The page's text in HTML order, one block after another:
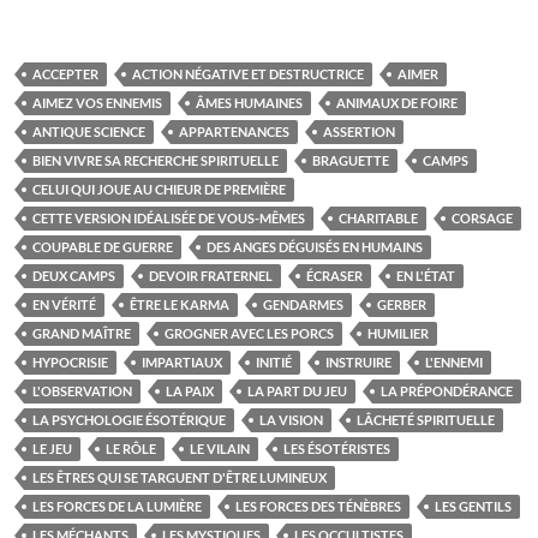
ACCEPTER ACTION NÉGATIVE ET DESTRUCTRICE
AIMER
AIMEZ VOS ENNEMIS
ÂMES HUMAINES
ANIMAUX DE FOIRE
ANTIQUE SCIENCE
APPARTENANCES
ASSERTION
BIEN VIVRE SA RECHERCHE SPIRITUELLE
BRAGUETTE
CAMPS
CELUI QUI JOUE AU CHIEUR DE PREMIÈRE
CETTE VERSION IDÉALISÉE DE VOUS-MÊMES
CHARITABLE
CORSAGE
COUPABLE DE GUERRE
DES ANGES DÉGUISÉS EN HUMAINS
DEUX CAMPS
DEVOIR FRATERNEL ÉCRASER
EN L'ÉTAT
EN VÉRITÉ
ÊTRE LE KARMA GENDARMES
GERBER
GRAND MAÎTRE
GROGNER AVEC LES PORCS
HUMILIER
HYPOCRISIE
IMPARTIAUX INITIÉ INSTRUIRE
L'ENNEMI
L'OBSERVATION
LA PAIX LA PART DU JEU
LA PRÉPONDÉRANCE
LA PSYCHOLOGIE ÉSOTÉRIQUE
LA VISION
LÂCHETÉ SPIRITUELLE
LE JEU
LE RÔLE LE VILAIN
LES ÉSOTÉRISTES
LES ÊTRES QUI SE TARGUENT D'ÊTRE LUMINEUX
LES FORCES DE LA LUMIÈRE
LES FORCES DES TÉNÈBRES
LES GENTILS
LES MÉCHANTS
LES MYSTIQUES
LES OCCULTISTES